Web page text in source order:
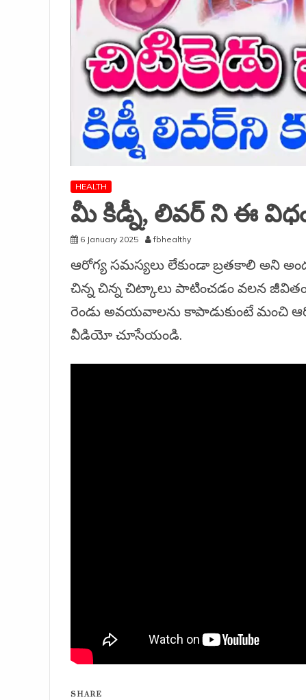
HEALTH
మీ కిడ్నీ, లివర్ ని ఈ
6 January 2025 fbhealthy
ఆరోగ్య సమస్యలు లేకుండా బ్రతకాలి అని
చిన్న చిన్న చిట్కాలు పాటించడం వలన
రెండు అవయవాలను కాపాడుకుంటే మంచి
వీడియో చూసేయండి.
SHARE